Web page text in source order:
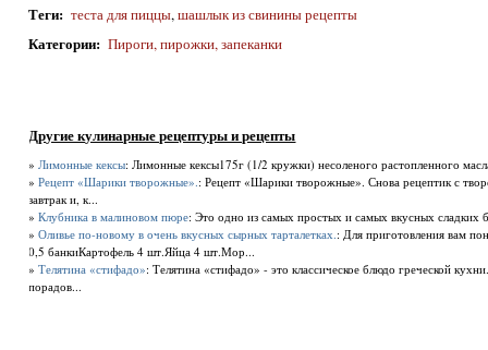
Теги: теста для пиццы,шашлык из свинины рецепты
Категории: Пироги, пирожки, запеканки
Другие кулинарные рецептуры и рецепты
»Лимонные кексы: Лимонные кексы175г (1/2 кружки) несоленого растопленного
»Рецепт «Шарики творожные». : Рецепт «Шарики творожные». Снова рецептик с
завтрак и, к...
»Клубника в малиновом пюре: Это одно из самых простых и самых вкусных
»Оливье по-новому в очень вкусных сырных тарталетках. : Для приготовления вам
0,5 банкиКартофель 4 шт.Яйца 4 шт.Мор...
»Телятина «стифадо»: Телятина «стифадо» - это классическое блюдо греческой
порадов...